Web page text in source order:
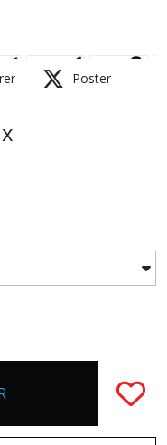
Poster